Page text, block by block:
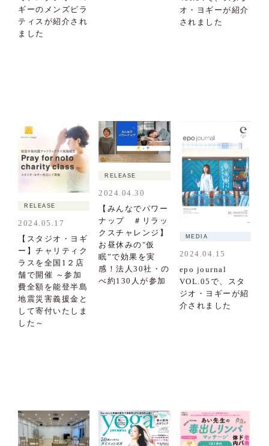
ギーのメンズピラ
ティスが紹介され
ました
オ・ヨギーが紹介
されました
RELEASE
2024.05.17
【スタジオ・ヨギ
ー】チャリティク
ラスを全国1２店
舗で開催 ～参加
費全額を能登半島
地震災害義援金と
して寄付いたしま
した～
RELEASE
2024.04.30
【みんなでパワー
ナップ ＃リラッ
クスチャレンジ】
お昼休みの"仮
眠”で効果を実
感！法人30社・の
べ約130人が参加
MEDIA
2024.04.15
epo journal
VOL.05で、スタ
ジオ・ヨギーが紹
介されました